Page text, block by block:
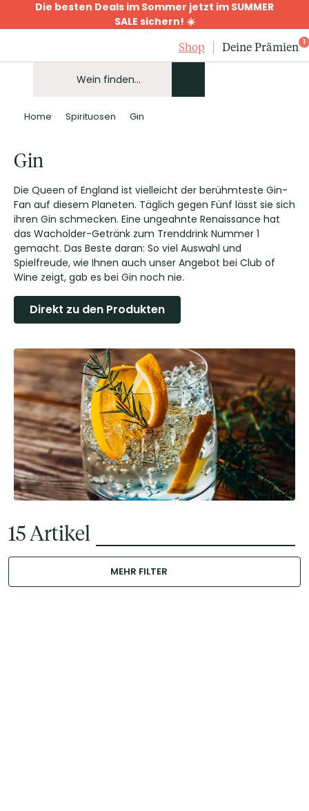
Die besten Deals im Sommer jetzt im SUMMER
SALE sichern! ☀️
Shop
Deine Prämien 1
Home Spirituosen Gin
Gin
Die Queen of England ist vielleicht der berühmteste Gin-
Fan auf diesem Planeten. Täglich gegen Fünf lässt sie sich
ihren Gin schmecken. Eine ungeahnte Renaissance hat
das Wacholder-Getränk zum Trenddrink Nummer 1
gemacht. Das Beste daran: So viel Auswahl und
Spielfreude, wie Ihnen auch unser Angebot bei Club of
Wine zeigt, gab es bei Gin noch nie.
Direkt zu den Produkten
15Artikel
MEHR FILTER